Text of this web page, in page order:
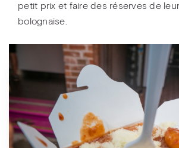
petit prix et faire des réserves de
bolognaise.